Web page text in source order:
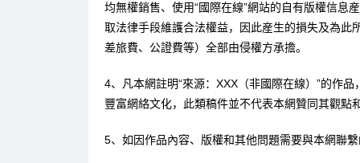
均無權銷售、使用“國際在線”網站的自有版權信息
取法律手段維護合法權益，因此産生的損失及為此
差旅費、公證費等）全部由侵權方承擔。
4、凡本網註明“來源：XXX（非國際在線）”的作
豐富網絡文化，此類稿件並不代表本網贊同其觀點
5、如因作品內容、版權和其他問題需要與本網聯